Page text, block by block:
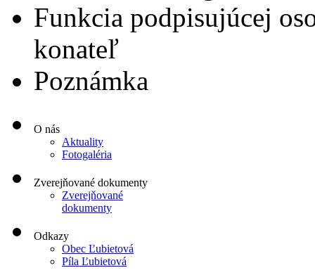
Funkcia podpisujúcej
konateľ
Poznámka
O nás
Aktuality
Fotogaléria
Zverejňované dokumenty
Zverejňované
dokumenty
Odkazy
Obec Ľubietová
Píla Ľubietová